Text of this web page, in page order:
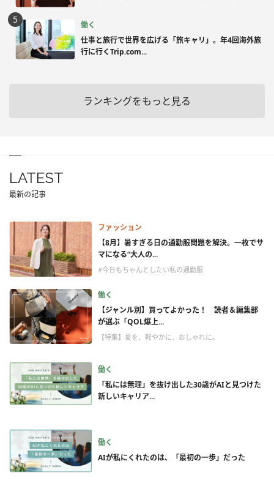
働く
仕事と旅行で世界を広げる「旅キャリ」。年4回海外旅
行に行くTrip.com...
ランキングをもっと見る
LATEST
最新の記事
ファッション
【8月】暑すぎる日の通勤服問題を解決。一枚でサ
マになる“大人の...
#今日もちゃんとしたい私の通勤服
働く
【ジャンル別】買ってよかった！ 読者＆編集部
が選ぶ「QOL爆上...
【特集】夏を、軽やかに、おしゃれに。
働く
「私には無理」を抜け出した30歳がAIと見つけた
新しいキャリア...
働く
AIが私にくれたのは、「最初の一歩」だった